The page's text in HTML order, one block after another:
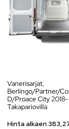
Vanerisarjat,
Berlingo/Partner/
D/Proace City
Takapariovilla
Hinta alkaen